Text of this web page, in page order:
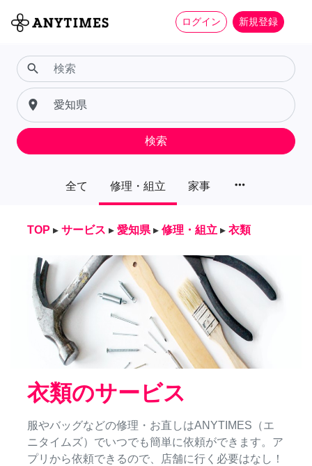
ログイン 新規登録
全て 修理・組立 家事 more_horiz
search
place
検索
TOP ▸ サービス ▸ 愛知県 ▸ 修理・組立 ▸ 衣類
衣類のサービス
服やバッグなどの修理・お直しはANYTIMES（エ
ニタイムズ）でいつでも簡単に依頼ができます。ア
プリから依頼できるので、店舗に行く必要はなし！